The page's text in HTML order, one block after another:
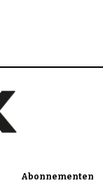
Abonnementen